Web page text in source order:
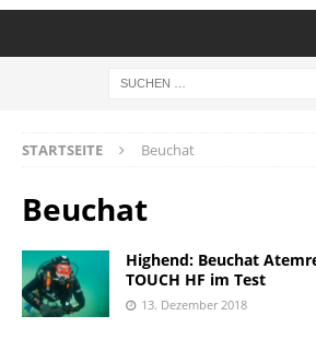
STARTSEITE Beuchat
Beuchat
Highend: Beuchat
TOUCH HF im Test
13. Dezember 2018